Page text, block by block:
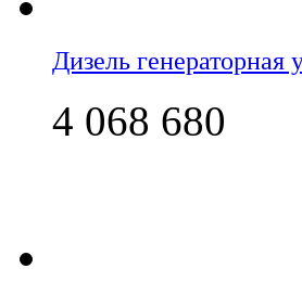
Дизель генераторная
4 068 680